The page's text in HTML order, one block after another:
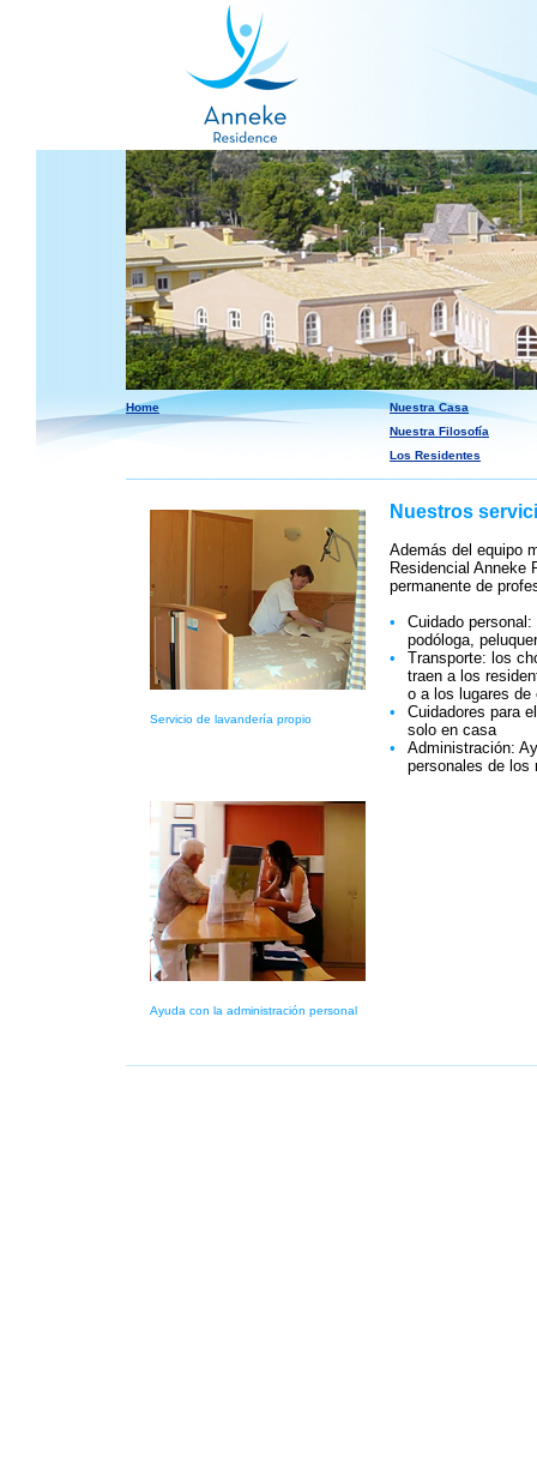
Home
Nuestra Casa
Nuestra Filosofía
Los Residentes
Servicio de lavandería propio
Ayuda con la administración personal
Nuestros
Además del equipo
Residencial Anneke
permanente de
•
Cuidado
podóloga,
•
Transporte: los
traen a los
o a los lugares de
•
Cuidadores para
solo en casa
•
Administración:
personales de los